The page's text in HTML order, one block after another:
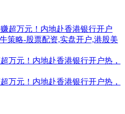
万元！内地赴香港银行开户热，
万元！内地赴香港银行开户热，